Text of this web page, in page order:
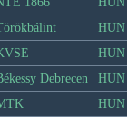
HUN
HUN
Debrecen HUN
HUN